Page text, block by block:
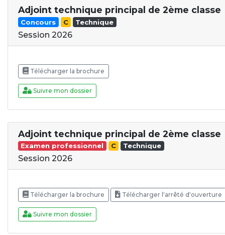
Adjoint technique principal de 2ème classe
Concours C Technique
Session 2026
Télécharger la brochure
Suivre mon dossier
Adjoint technique principal de 2ème classe
Examen professionnel C Technique
Session 2026
Télécharger la brochure Télécharger l'arrêté d'ouverture
Suivre mon dossier